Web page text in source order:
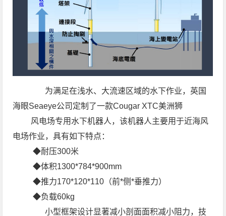
为满足在浅水、大流速区域的水下作业，英国
海眼Seaeye公司定制了一款Cougar XTC美洲狮
风电场专用水下机器人，该机器人主要用于近海风
电场作业，具有如下特点：
◆耐压300米
◆体积1300*784*900mm
◆推力170*120*110（前*侧*垂推力）
◆负载60kg
小型框架设计显著减小剖面面积减小阻力，技